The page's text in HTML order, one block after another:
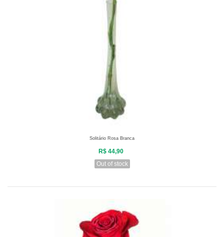
Solitário Rosa Branca
R$ 44,90
Out of stock